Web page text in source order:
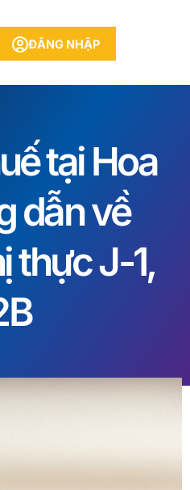
ĐĂNG NHẬP
tại Hoa
dẫn về
thực J-1,